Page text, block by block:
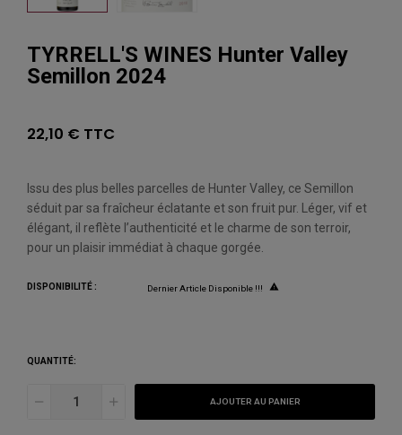
TYRRELL'S WINES Hunter Valley
Semillon 2024
22,10 € TTC
Issu des plus belles parcelles de Hunter Valley, ce Semillon
séduit par sa fraîcheur éclatante et son fruit pur. Léger, vif et
élégant, il reflète l’authenticité et le charme de son terroir,
pour un plaisir immédiat à chaque gorgée.
DISPONIBILITÉ : Dernier Article Disponible !!! 
QUANTITÉ:
AJOUTER AU PANIER